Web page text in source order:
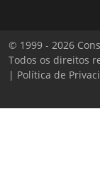
© 1999 - 2026
Todos os direitos
| Política de